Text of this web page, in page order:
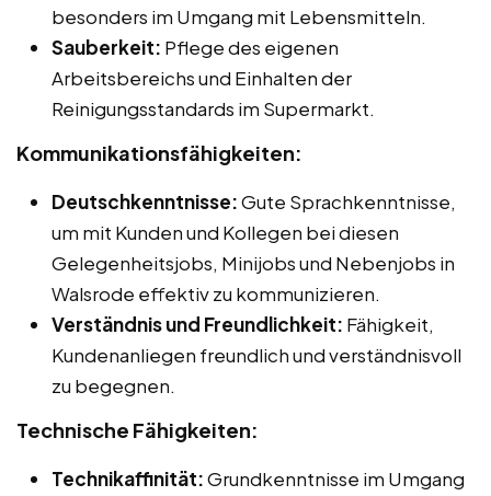
besonders im Umgang mit Lebensmitteln.
Sauberkeit: Pflege des eigenen
Arbeitsbereichs und Einhalten der
Reinigungsstandards im Supermarkt.
Kommunikationsfähigkeiten:
Deutschkenntnisse:Gute Sprachkenntnisse,
um mit Kunden und Kollegen bei diesen
Gelegenheitsjobs, Minijobs und Nebenjobs in
Walsrode effektiv zu kommunizieren.
Verständnis und Freundlichkeit: Fähigkeit,
Kundenanliegen freundlich und verständnisvoll
zu begegnen.
Technische Fähigkeiten:
Technikaffinität:Grundkenntnisse im Umgang